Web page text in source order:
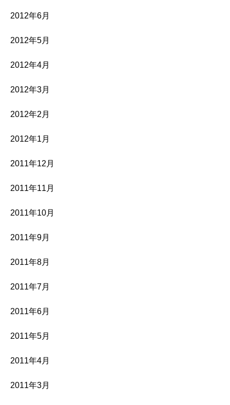
2012年6月
2012年5月
2012年4月
2012年3月
2012年2月
2012年1月
2011年12月
2011年11月
2011年10月
2011年9月
2011年8月
2011年7月
2011年6月
2011年5月
2011年4月
2011年3月